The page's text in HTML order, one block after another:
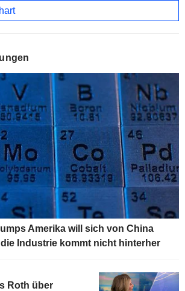
Amerika will sich von China
Industrie kommt nicht hinterher
Roth über